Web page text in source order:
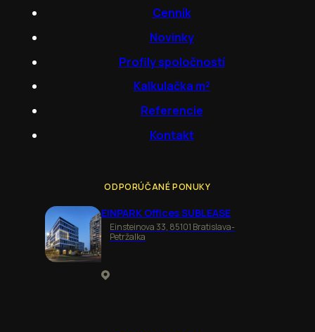
Cenník
Novinky
Profily spoločností
Kalkulačka m²
Referencie
Kontakt
ODPORÚČANÉ PONUKY
EINPARK Offices SUBLEASE
Einsteinova 33, 85101 Bratislava-
Petržalka